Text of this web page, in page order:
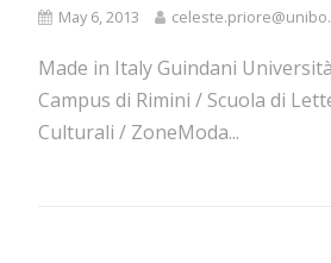
May 6, 2013
Made in Italy Guindani
Campus di Rimini / Scuola di
Culturali / ZoneModa...